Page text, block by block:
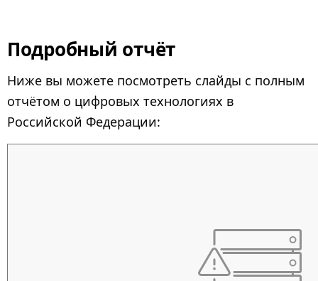
Подробный отчёт
Ниже вы можете посмотреть слайды с полным
отчётом о цифровых технологиях в
Российской Федерации: